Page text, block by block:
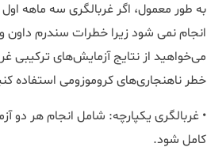
به طور معمول، اگر غربالگری سه ماهه
انجام نمی شود زیرا خطرات سندرم داون
می‌خواهید از نتایج آزمایش‌های ترکیبی
خطر ناهنجاری‌های کروموزومی استفاده
• غربالگری یکپارچه: شامل انجام هر دو
کامل شود.